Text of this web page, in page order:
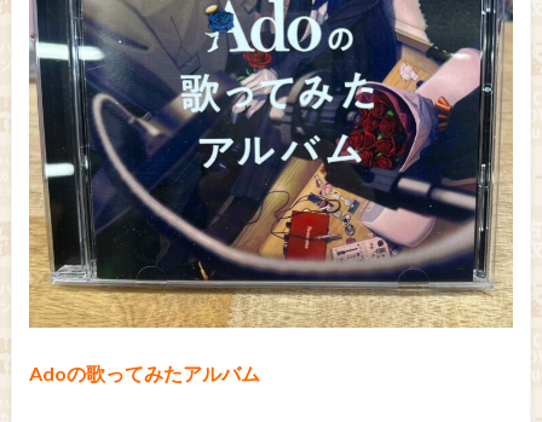
Adoの歌ってみたアルバム